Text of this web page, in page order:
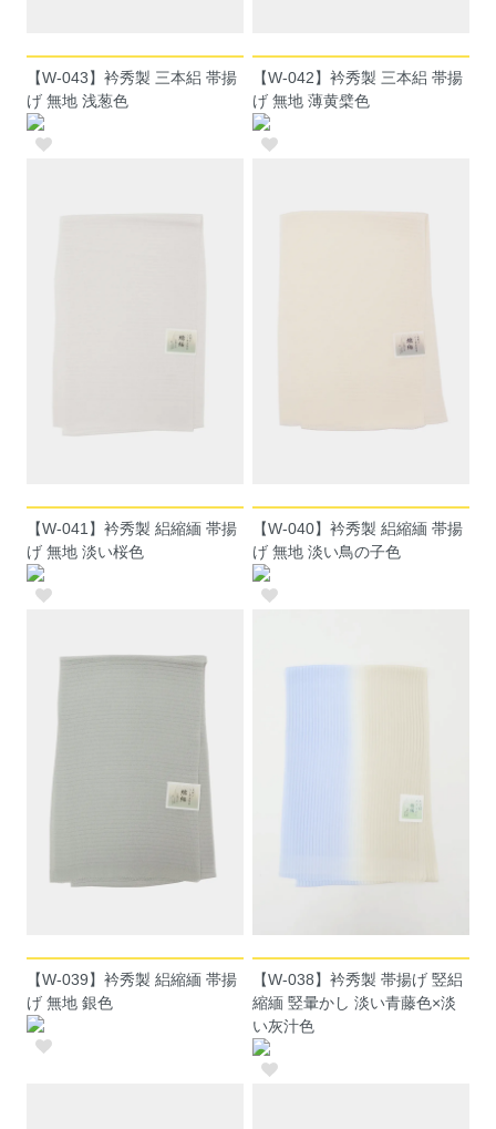
【W-043】衿秀製 三本絽 帯揚
げ 無地 浅葱色
【W-042】衿秀製 三本絽 帯揚
げ 無地 薄黄檗色
【W-041】衿秀製 絽縮緬 帯揚
げ 無地 淡い桜色
【W-040】衿秀製 絽縮緬 帯揚
げ 無地 淡い鳥の子色
【W-039】衿秀製 絽縮緬 帯揚
げ 無地 銀色
【W-038】衿秀製 帯揚げ 竪絽
縮緬 竪暈かし 淡い青藤色×淡
い灰汁色